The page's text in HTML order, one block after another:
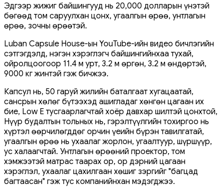
Эдгээр жижиг байшингууд нь 20,000 долларын үнэтэй
бөгөөд том саруулхан цонх, угаалгын өрөө, унтлагын
өрөө, зочны өрөөтэй.
Luban Capsule House-ын YouTube-ийн видео бичлэгийн
сэтгэгдэлд, нэгэн хэрэглэгч байшингийнхаа тухай,
ойролцоогоор 11.4 м урт, 3.2 м өргөн, 3.2 м өндөртэй,
9000 кг жинтэй гэж бичжээ.
Капсул нь, 50 гаруй жилийн баталгаат хугацаатай,
сансрын хөлөг бүтээхэд ашигладаг хөнгөн цагаан их
бие, Low E тусгаарлагчтай хоёр давхар шилтэй цонхтой,
Нүүр будалтын тольных нь, гэрэлтүүлгийн тохиргоо нь
хүртэл өөрчилөгддөг орчин үеийн бүрэн тавилгатай,
угаалгын өрөө нь ухаалаг жорлон, угаалтуур, шүршүүр,
ус халаагчтай. Унтлагын өрөөний проектор, том
хэмжээтэй матрас таарах ор, ор дэрний цагаан
хэрэглэл, ухаалаг цахилгаан хөшиг зэргийг "багцад
багтаасан" гэж тус компанийнхан мэдэгджээ.